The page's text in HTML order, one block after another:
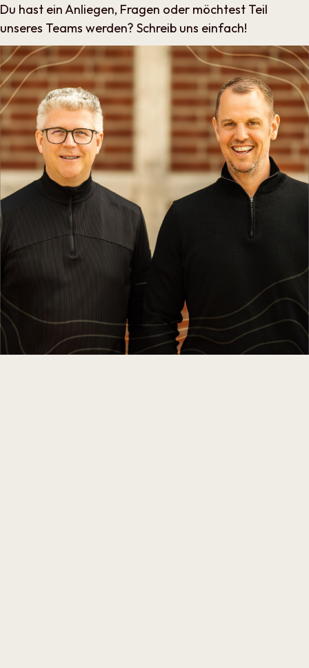
Du hast ein Anliegen, Fragen oder möchtest Teil
unseres Teams werden? Schreib uns einfach!